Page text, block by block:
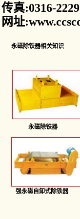
传真:0316-
网址
永磁除铁器相关知识
永磁除铁器
强永磁自卸式除铁器